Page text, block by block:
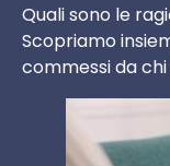
Quali sono le
Scopriamo
commessi da